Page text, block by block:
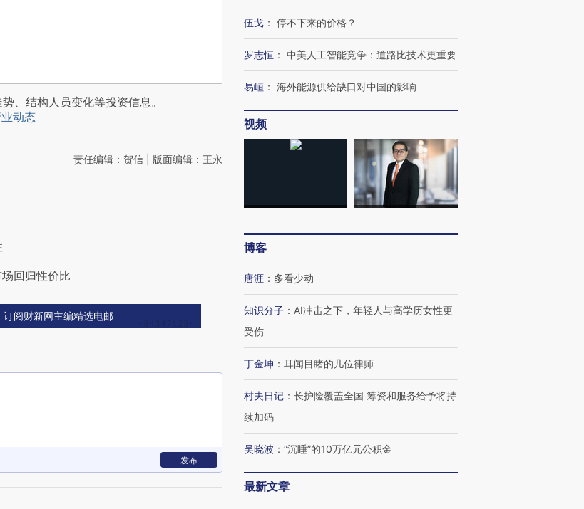
、结构人员变化等投资信息。
动态
责任编辑：贺信 | 版面编辑：王永
回归性价比
订阅财新网主编精选电邮
发布
伍戈 ： 停不下来的价格？
罗志恒 ： 中美人工智能竞争：道路比技术更重要
易峘 ： 海外能源供给缺口对中国的影响
视频
博客
唐涯 ： 多看少动
知识分子 ： AI冲击之下，年轻人与高学历女性更
受伤
丁金坤 ： 耳闻目睹的几位律师
村夫日记 ： 长护险覆盖全国 筹资和服务给予将持
续加码
吴晓波 ： “沉睡”的10万亿元公积金
最新文章